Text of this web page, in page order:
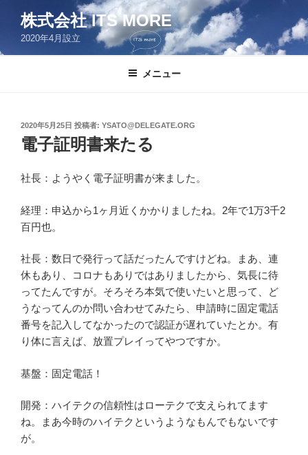
ン
株式会社 ITS MORE
2020年4月設立
メニュー
投
稿
日:
2020年5月25日 投稿者: YSATO@DELEGATE.ORG
電子証明書来たる
社長：ようやく電子証明書が来ました。
経理：申込から1ヶ月近くかかりましたね。2年で1万3千2
百円也。
社長：数日で発行って話だったんですけどね。まあ、連
休もあり、コロナもありではありましたから、気長に待
ってたんですが。そろそろ本気で使いたいと思って、ど
うなってんのか問い合わせてみたら、申請時に固定電話
番号を記入してなかったので認証が遅れていたとか。有
り体に言えば、放置プレイってやつですか。
基盤：固定電話！
開発：ハイテクの信頼性はローテクで支えられてます
ね。まあ今時のハイテクというようなもんでもないです
が。